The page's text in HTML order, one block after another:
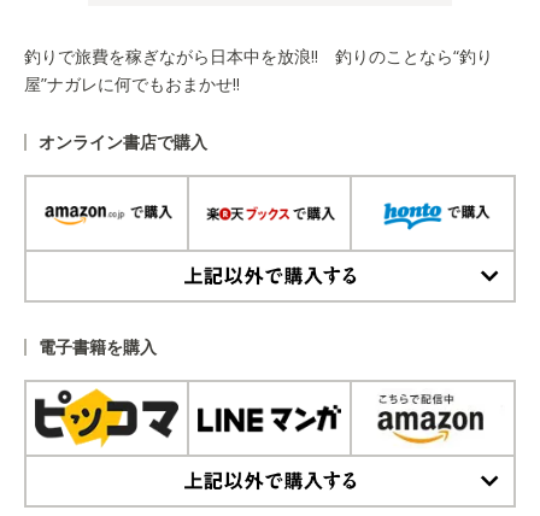
釣りで旅費を稼ぎながら日本中を放浪!! 釣りのことなら“釣り
屋”ナガレに何でもおまかせ!!
オンライン書店で購入
電子書籍を購入